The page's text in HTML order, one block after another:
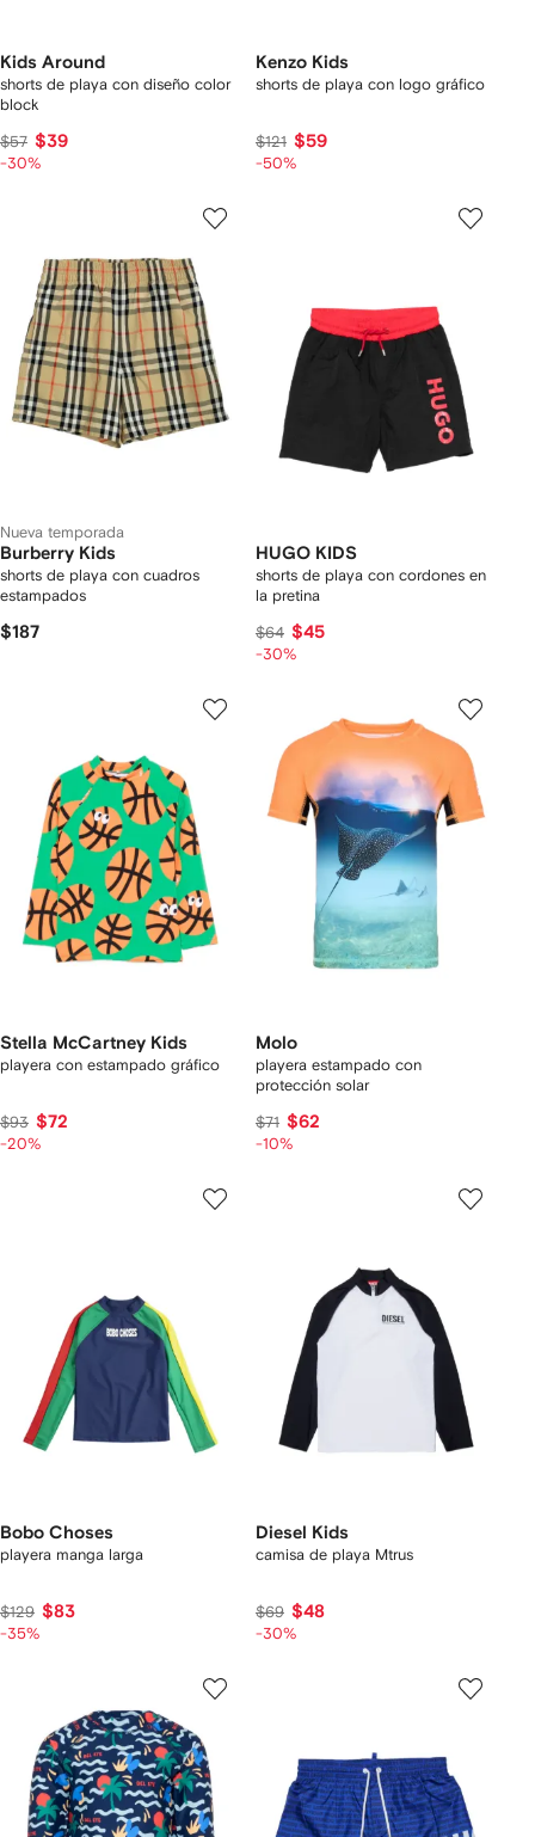
Kids Around
shorts de playa con diseño color
block
$57 $39
-30%
Kenzo Kids
shorts de playa con logo gráfico
$121 $59
-50%
Nueva temporada
Burberry Kids
shorts de playa con cuadros
estampados
$187
HUGO KIDS
shorts de playa con cordones en
la pretina
$64 $45
-30%
Stella McCartney Kids
playera con estampado gráfico
$93 $72
-20%
Molo
playera estampado con
protección solar
$71 $62
-10%
Bobo Choses
playera manga larga
$129 $83
-35%
Diesel Kids
camisa de playa Mtrus
$69 $48
-30%